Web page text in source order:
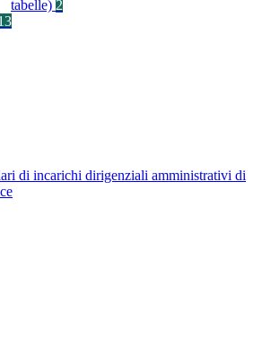
tabelle) 2
di incarichi dirigenziali amministrativi di